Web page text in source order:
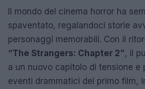
Il mondo del cinema horror ha
spaventato, regalandoci storie
personaggi memorabili. Con il
“The Strangers: Chapter 2”, il
a un nuovo capitolo di tensione e
eventi drammatici del primo film,